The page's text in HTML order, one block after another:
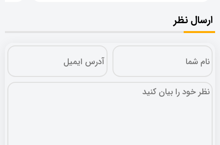
ارسال نظر